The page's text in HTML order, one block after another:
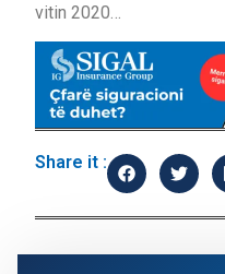
vitin 2020…
Share it :